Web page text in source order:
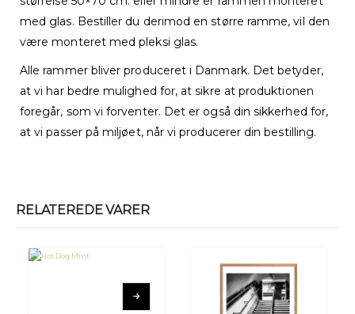
med glas. Bestiller du derimod en større ramme, vil den
være monteret med pleksi glas.
Alle rammer bliver produceret i Danmark. Det betyder,
at vi har bedre mulighed for, at sikre at produktionen
foregår, som vi forventer. Det er også din sikkerhed for,
at vi passer på miljøet, når vi producerer din bestilling.
RELATEREDE VARER